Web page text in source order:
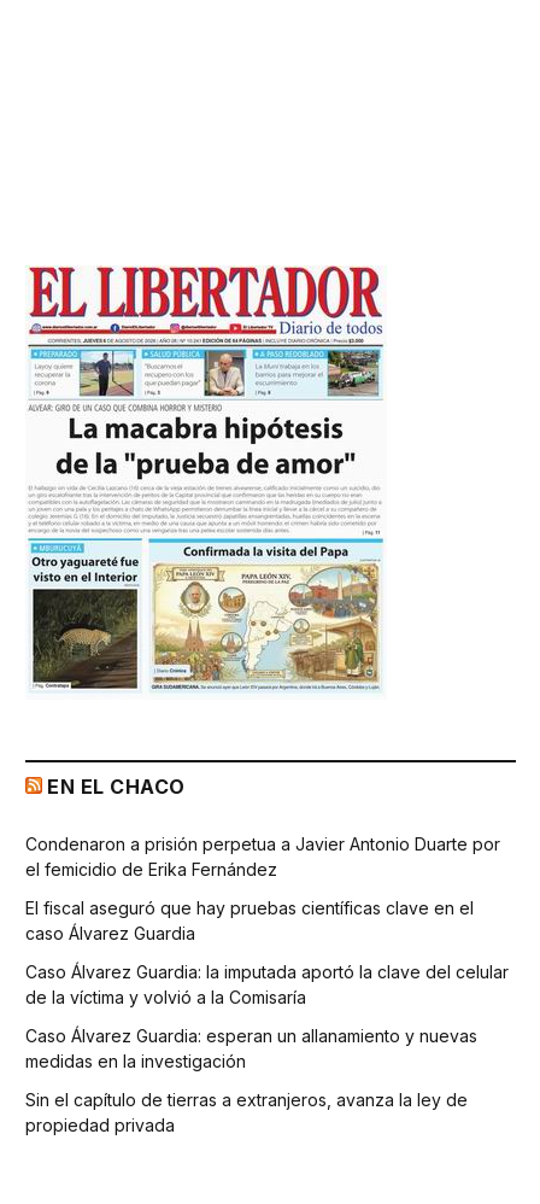
EN EL CHACO
Condenaron a prisión perpetua a Javier Antonio Duarte por
el femicidio de Erika Fernández
El fiscal aseguró que hay pruebas científicas clave en el
caso Álvarez Guardia
Caso Álvarez Guardia: la imputada aportó la clave del celular
de la víctima y volvió a la Comisaría
Caso Álvarez Guardia: esperan un allanamiento y nuevas
medidas en la investigación
Sin el capítulo de tierras a extranjeros, avanza la ley de
propiedad privada